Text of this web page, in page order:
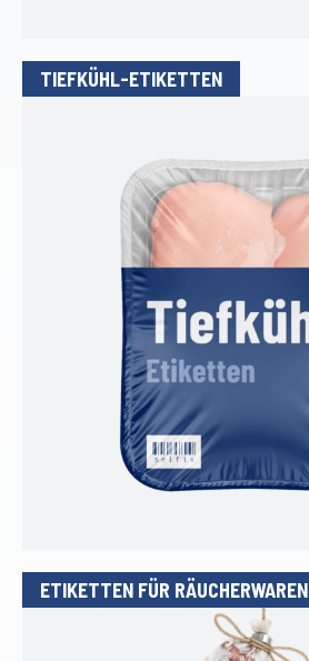
TIEFKÜHL-ETIKETTEN
ETIKETTEN FÜR RÄUCHERWAREN